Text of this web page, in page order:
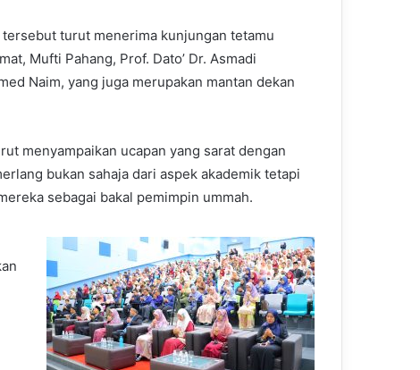
tersebut turut menerima kunjungan tetamu
Mufti Pahang, Prof. Dato’ Dr. Asmadi
Naim,yang juga merupakan mantan dekan
menyampaikan ucapan yang sarat dengan
bukan sahaja dari aspek akademik tetapi
sebagai bakal pemimpin ummah.